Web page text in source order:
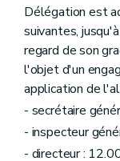
Délégation est
suivantes,
regard de son
l'objet d'un
application de
- secrétaire
- inspecteur
- directeur :